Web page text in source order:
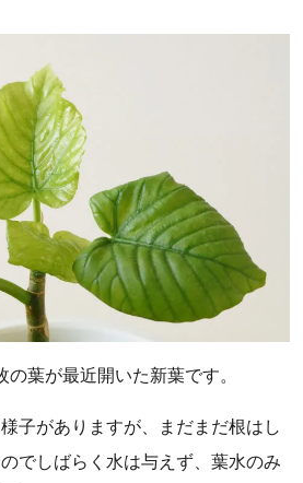
の葉が最近開いた新葉です。
子がありますが、まだまだ根はし
でしばらく水は与えず、葉水のみ